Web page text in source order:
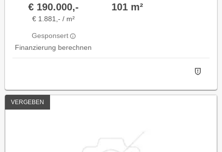
€ 190.000,-
€ 1.881,- / m²
Gesponsert
Finanzierung berechnen
101 m²
VERGEBEN